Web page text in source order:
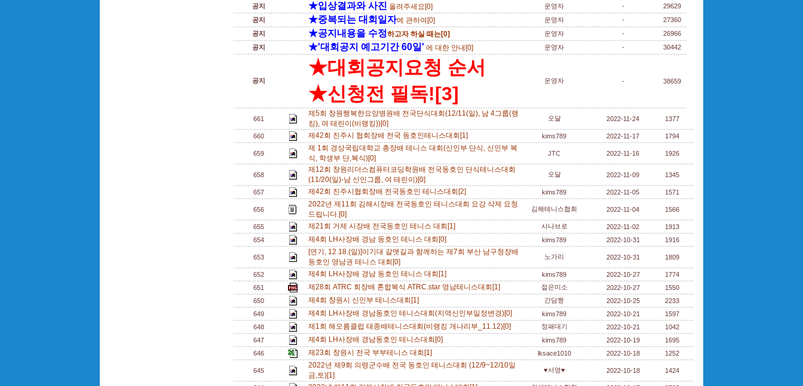
공지
★입상결과와 사진 올려주세요[0] 운영자 -
29629
공지
★중복되는 대회일자에 관하여[0] 운영자 -
27360
공지
★공지내용을 수정하고자 하실 때는[0] 운영자 -
26966
공지
★'대회공지 예고기간 60일' 에 대한 안내[0] 운영자 - 30442
공지
★대회공지요청 순서
★신청전 필독![3]
운영자 - 38659
661
제5회 창원행복한요양병원배 전국단식대회(12/11(일), 남 4그룹(랭
킹), 여 테린이(비랭킹))[0]
오달 2022-11-24 1377
660 제42회 진주시 협회장배 전국 동호인테니스대회[1] kims789 2022-11-17 1794
659
제 1회 경상국립대학교 총장배 테니스 대회(신인부 단식, 신인부 복
식, 학생부 단,복식)[0]
JTC 2022-11-16 1926
658
제12회 창원리더스컴퓨터코딩학원배 전국동호인 단식테니스대회
(11/20(일)-남 신인그룹, 여 테린이)[0]
오달 2022-11-09 1345
657 제42회 진주시협회장배 전국동호인 테니스대회[2] kims789 2022-11-05 1571
656
2022년 제11회 김해시장배 전국동호인 테니스대회 요강 삭제 요청
드립니다.[0]
김해테니스협회 2022-11-04 1566
655 제21회 거제 시장배 전국동호인 테니스 대회[1] 사나브로 2022-11-02
1913
654
제4회 LH사장배 경남 동호인 테니스 대회[0] kims789 2022-10-31 1916
653
[연기, 12.18.(일)]이기대 갈맷길과 함께하는 제7회 부산 남구청장배
동호인 영남권 테니스 대회[0]
노가리 2022-10-31 1809
652 제4회 LH사장배 경남 동호인 테니스 대회[1] kims789 2022-10-27
1774
651
제28회 ATRC 회장배 혼합복식 ATRC.star 영남테니스대회[1] 젊은미소 2022-10-27
1550
650
제4회 창원시 신인부 테니스대회[1] 간담짱 2022-10-25
2233
649
제4회 LH사장배 경남동호인 테니스대회(지역신인부일정변경)[0] kims789 2022-10-21
1597
648
제1회 해오름클럽 태종배테니스대회(비랭킹 개나리부_11.12)[0] 정패대기 2022-10-21
1042
647
제4회 LH사장배 경남동호인 테니스대회[0] kims789 2022-10-19
1695
646
제23회 창원시 전국 부부테니스 대회[1] lksace1010 2022-10-18 1252
645
2022년 제9회 의령군수배 전국 동호인 테니스대회 (12/9~12/10일
금,토)[1]
♥서영♥ 2022-10-18 1424